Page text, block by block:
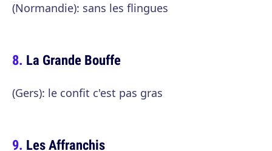
(Normandie): sans les flingues
La Grande Bouffe
(Gers): le confit c'est pas gras
Les Affranchis